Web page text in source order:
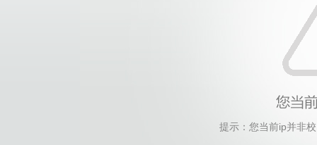
提示：您当前ip并非